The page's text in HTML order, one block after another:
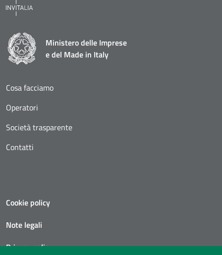
Ministero delle Imprese
e del Made in Italy
Cosa facciamo
Operatori
Società trasparente
Contatti
Cookie policy
Note legali
Privacy policy